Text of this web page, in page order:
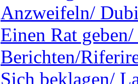
Anzweifeln/
Einen Rat
Berichten/
Sich beklagen/